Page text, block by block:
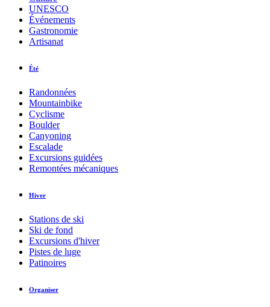
UNESCO
Événements
Gastronomie
Artisanat
Été
Randonnées
Mountainbike
Cyclisme
Boulder
Canyoning
Escalade
Excursions guidées
Remontées mécaniques
Hiver
Stations de ski
Ski de fond
Excursions d'hiver
Pistes de luge
Patinoires
Organiser